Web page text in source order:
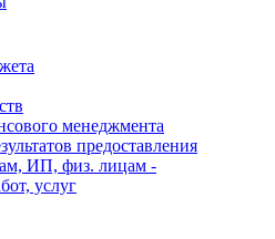
менеджмента
предоставления
ИП, физ. лицам -
услуг